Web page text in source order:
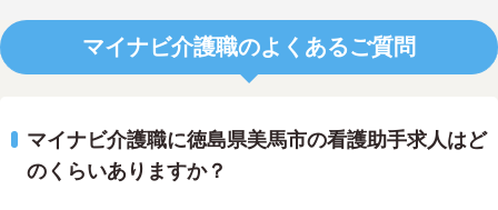
マイナビ介護職のよくあるご質問
マイナビ介護職に徳島県美馬市の看護助手求人はど
のくらいありますか？